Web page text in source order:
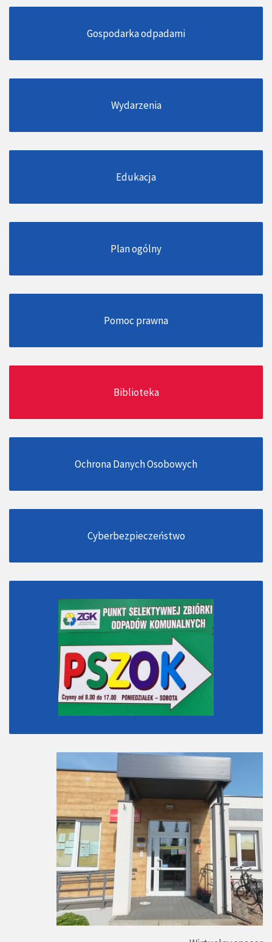
Gospodarka odpadami
Wydarzenia
Edukacja
Plan ogólny
Pomoc prawna
Biblioteka
Ochrona Danych Osobowych
Cyberbezpieczeństwo